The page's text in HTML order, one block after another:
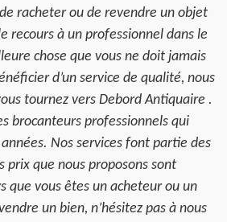
racheter ou de revendre un objet
recours à un professionnel dans le
chose que vous ne doit jamais
d’un service de qualité, nous
tournez vers Debord Antiquaire .
brocanteurs professionnels qui
Nos services font partie des
prix que nous proposons sont
que vous êtes un acheteur ou un
un bien, n’hésitez pas à nous